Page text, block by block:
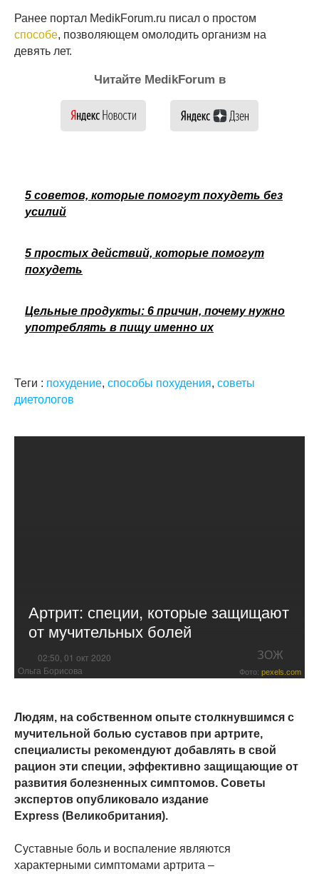
Ранее портал MedikForum.ru писал о простом
способе, позволяющем омолодить организм на
девять лет.
Читайте MedikForum в
5 советов, которые помогут похудеть без
усилий
5 простых действий, которые помогут
похудеть
Цельные продукты: 6 причин, почему нужно
употреблять в пищу именно их
Теги : похудение, способы похудения, советы
диетологов
Артрит: специи, которые защищают
от мучительных болей
02:50, 01 окт 2020 ЗОЖ
Ольга Борисова Фото: pexels.com
Людям, на собственном опыте столкнувшимся с
мучительной болью суставов при артрите,
специалисты рекомендуют добавлять в свой
рацион эти специи, эффективно защищающие от
развития болезненных симптомов. Советы
экспертов опубликовало издание
Express (Великобритания).
Суставные боль и воспаление являются
характерными симптомами артрита –